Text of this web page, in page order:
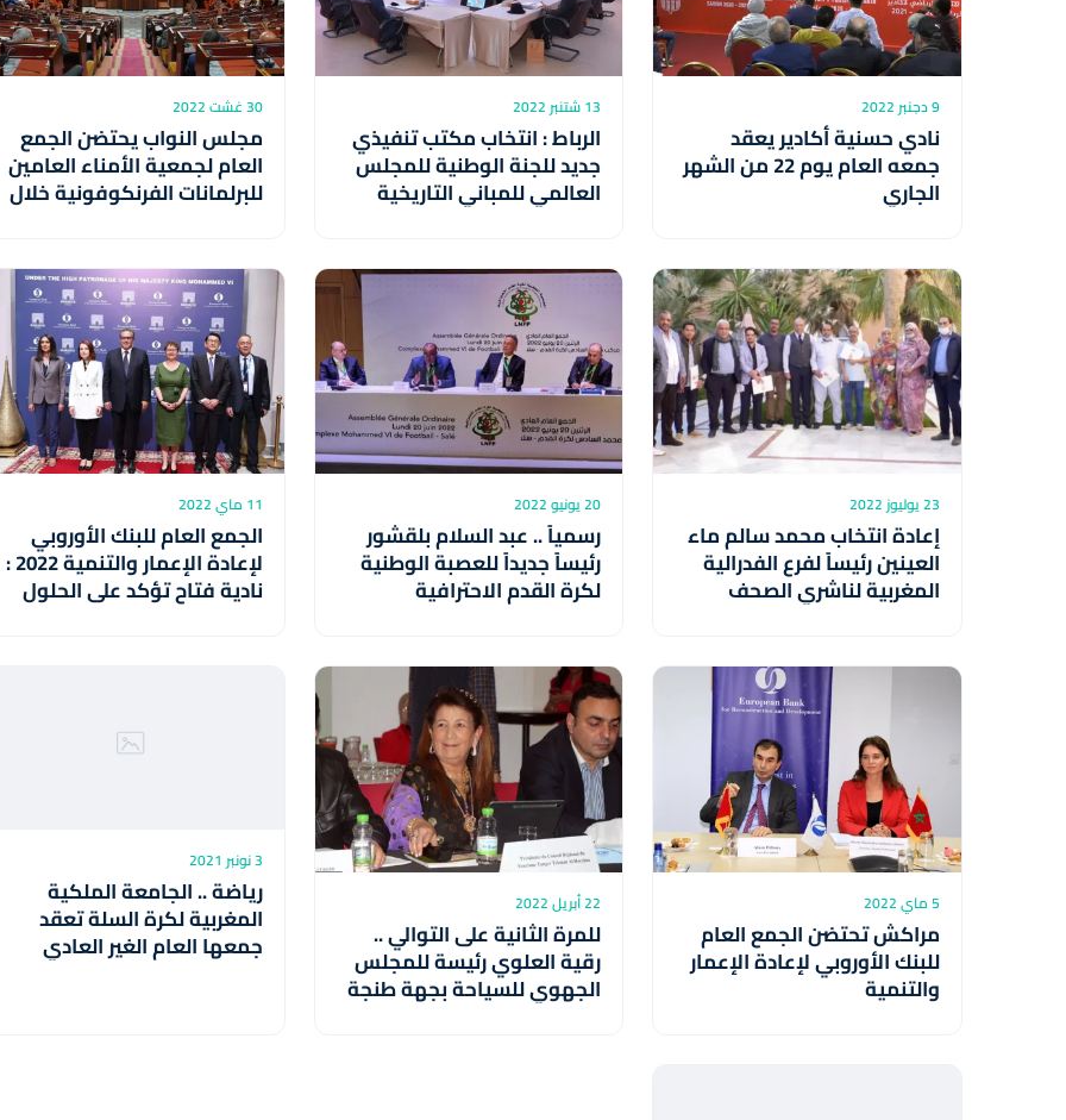
9 دجنبر 2022
نادي حسنية أكادير يعقد
جمعه العام يوم 22 من الشهر
الجاري
13 شتنبر 2022
الرباط : انتخاب مكتب تنفيذي
جديد للجنة الوطنية للمجلس
العالمي للمباني التاريخية
والمواقع
30 غشت 2022
مجلس النواب يحتضن الجمع
العام لجمعية الأمناء العامين
للبرلمانات الفرنكوفونية خلال
23 يوليوز 2022
إعادة انتخاب محمد سالم ماء
العينين رئيساً لفرع الفدرالية
المغربية لناشري الصحف
20 يونيو 2022
رسمياً .. عبد السلام بلقشور
رئيساً جديداً للعصبة الوطنية
لكرة القدم الاحترافية
11 ماي 2022
الجمع العام للبنك الأوروبي
لإعادة الإعمار والتنمية 2022 :
نادية فتاح تؤكد على الحلول
5 ماي 2022
مراكش تحتضن الجمع العام
للبنك الأوروبي لإعادة الإعمار
والتنمية
22 أبريل 2022
للمرة الثانية على التوالي ..
رقية العلوي رئيسة للمجلس
الجهوي للسياحة بجهة طنجة
تطوان الحسيمة
3 نونبر 2021
رياضة .. الجامعة الملكية
المغربية لكرة السلة تعقد
جمعها العام الغير العادي
الأحد المقبل بالرباط